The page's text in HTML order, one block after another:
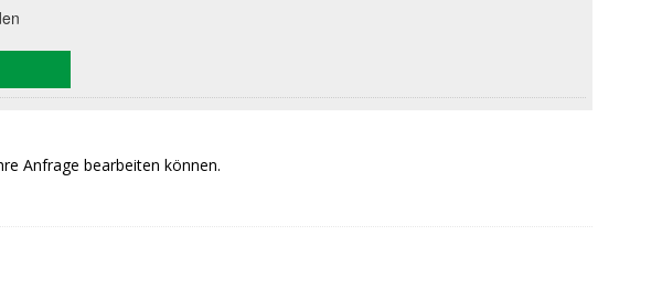
Anfrage bearbeiten können.